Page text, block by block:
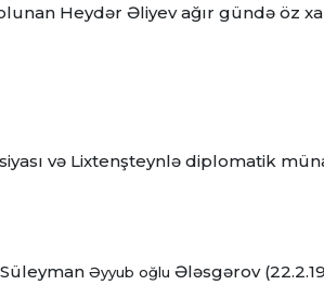
Heydər Əliyev ağır gündə öz
və Lixtenşteynlə diplomatik
Əyyub oğlu Ələsgərov